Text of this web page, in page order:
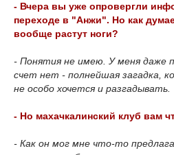
- Вчера вы уже опровергли
переходе в "Анжи". Но как
вообще растут ноги?
- Понятия не имею. У меня даже
счет нет - полнейшая загадка,
не особо хочется и разгадывать.
- Но махачкалинский клуб вам
- Как он мог мне что-то